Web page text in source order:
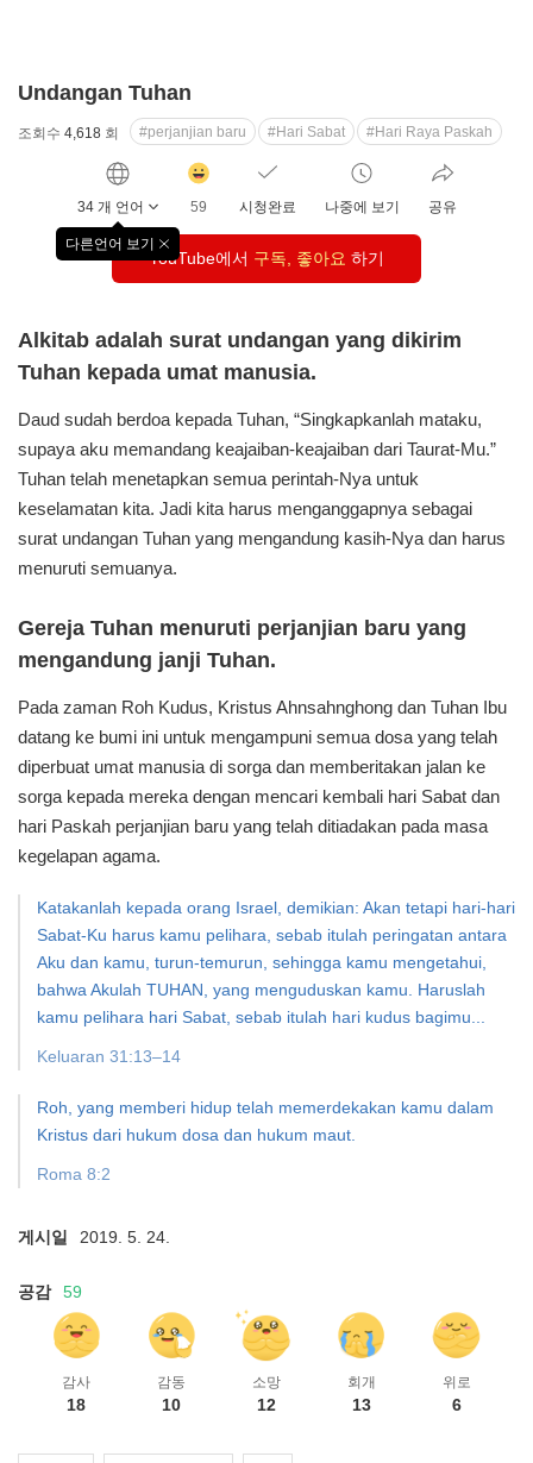
Undangan Tuhan
조회수 4,618 회 #perjanjian baru #Hari Sabat #Hari Raya Paskah
34 개 언어
다른언어 보기
창
감
릭
수
59 시청완료 나중에 보기 공유
YouTube에서 구독, 좋아요 하기
Alkitab adalah surat undangan yang dikirim
Tuhan kepada umat manusia.
Daud sudah berdoa kepada Tuhan, “Singkapkanlah mataku,
supaya aku memandang keajaiban-keajaiban dari Taurat-Mu.”
Tuhan telah menetapkan semua perintah-Nya untuk
keselamatan kita. Jadi kita harus menganggapnya sebagai
surat undangan Tuhan yang mengandung kasih-Nya dan harus
menuruti semuanya.
Gereja Tuhan menuruti perjanjian baru yang
mengandung janji Tuhan.
Pada zaman Roh Kudus, Kristus Ahnsahnghong dan Tuhan Ibu
datang ke bumi ini untuk mengampuni semua dosa yang telah
diperbuat umat manusia di sorga dan memberitakan jalan ke
sorga kepada mereka dengan mencari kembali hari Sabat dan
hari Paskah perjanjian baru yang telah ditiadakan pada masa
kegelapan agama.
Katakanlah kepada orang Israel, demikian: Akan tetapi hari-hari
Sabat-Ku harus kamu pelihara, sebab itulah peringatan antara
Aku dan kamu, turun-temurun, sehingga kamu mengetahui,
bahwa Akulah TUHAN, yang menguduskan kamu. Haruslah
kamu pelihara hari Sabat, sebab itulah hari kudus bagimu...
Keluaran 31:13–14
Roh, yang memberi hidup telah memerdekakan kamu dalam
Kristus dari hukum dosa dan hukum maut.
Roma 8:2
게시일 2019. 5. 24.
공감 59
감사
18
감동
10
소망
12
회개
13
위로
6